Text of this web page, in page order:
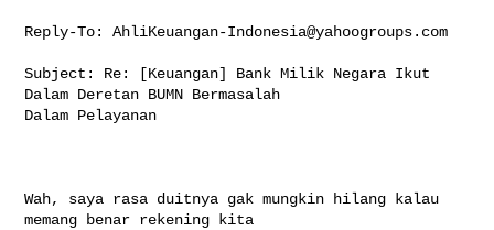
Reply-To: AhliKeuangan-Indonesia@yahoogroups.com
Subject: Re: [Keuangan] Bank Milik Negara Ikut
Dalam Deretan BUMN Bermasalah
Dalam Pelayanan
Wah, saya rasa duitnya gak mungkin hilang kalau
memang benar rekening kita